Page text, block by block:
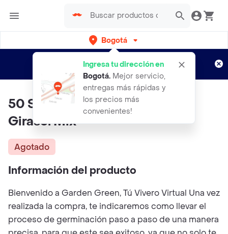
Bogotá
Ingresa tu dirección en
Bogotá. Mejor servicio,
entregas más rápidas y
los precios más
convenientes!
envíos gratis por semanas
Aplican TyC
50 Semillas Orgánicas De Flor
Girasol Mix
Agotado
Información del producto
Bienvenido a Garden Green, Tú Vivero Virtual Una vez
realizada la compra, te indicaremos como llevar el
proceso de germinación paso a paso de una manera